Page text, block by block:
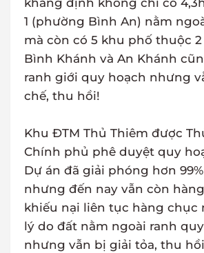
khẳng định không chỉ có
1 (phường Bình An) nằm
mà còn có 5 khu phố thuộc
Bình Khánh và An Khánh
ranh giới quy hoạch nhưng
chế, thu hồi!
Khu ĐTM Thủ Thiêm được
Chính phủ phê duyệt quy
Dự án đã giải phóng hơn
nhưng đến nay vẫn còn
khiếu nại liên tục hàng chục
lý do đất nằm ngoài ranh
nhưng vẫn bị giải tỏa, thu